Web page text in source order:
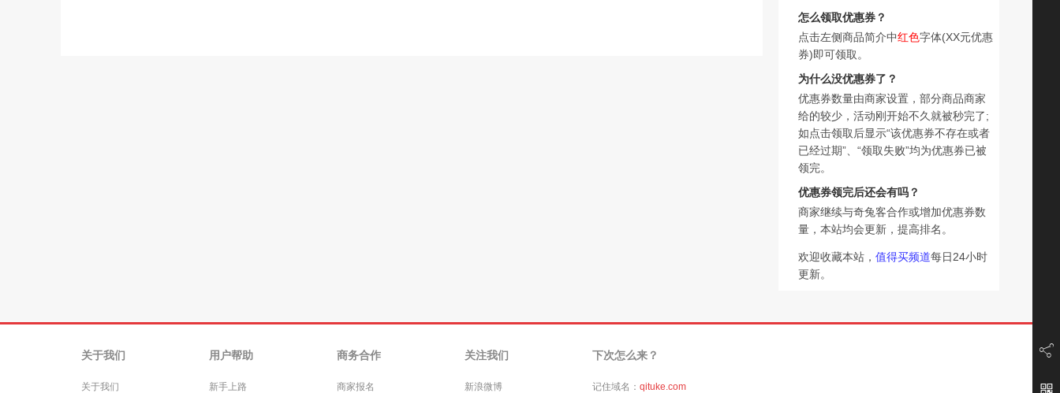
怎么领取优惠券？
点击左侧商品简介中红色字体(XX元优惠
券)即可领取。
为什么没优惠券了？
优惠券数量由商家设置，部分商品商家
给的较少，活动刚开始不久就被秒完了;
如点击领取后显示“该优惠券不存在或者
已经过期”、“领取失败”均为优惠券已被
领完。
优惠券领完后还会有吗？
商家继续与奇兔客合作或增加优惠券数
量，本站均会更新，提高排名。
欢迎收藏本站， 值得买频道每日24小时
更新。
关于我们
关于我们
用户帮助
新手上路
商务合作
商家报名
关注我们
新浪微博
下次怎么来？
记住域名： qituke.com